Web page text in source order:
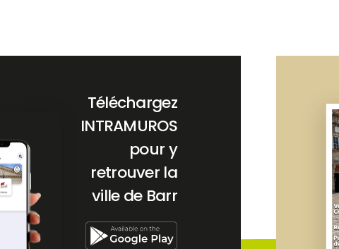
Téléchargez
INTRAMUROS
pour y
retrouver la
ville de Barr